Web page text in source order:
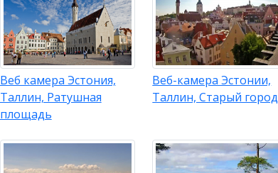
Веб камера Эстония,
Таллин, Ратушная
площадь
Веб-камера Эстонии,
Таллин, Старый город